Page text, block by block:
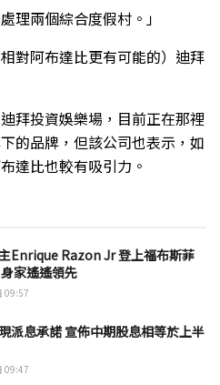
理兩個綜合度假村。」
對阿布達比更有可能的）迪拜
拜投資娛樂場，目前正在那裡
的品牌，但該公司也表示，如
達比也較有吸引力。
Enrique Razon Jr 登上福布斯菲
家遙遙領先
09:57
派息承諾 宣佈中期股息相等於上半
09:47